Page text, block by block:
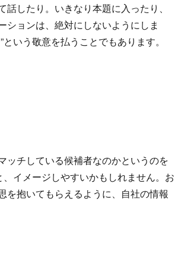
したり。いきなり本題に入ったり、
ションは、絶対にしないようにしま
いう敬意を払うことでもあります。
ッチしている候補者なのかというのを
イメージしやすいかもしれません。お
を抱いてもらえるように、自社の情報